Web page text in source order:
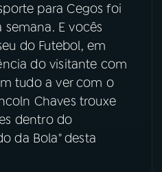
Facebook
para Cegos foi
E vocês
do Futebol, em
do visitante com
tudo a ver com o
Chaves trouxe
dentro do
da Bola" desta